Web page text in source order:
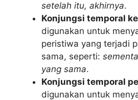
setelah itu, akhirnya.
Konjungsi temporal
digunakan untuk
peristiwa yang terjadi
sama, seperti:
yang sama.
Konjungsi temporal
digunakan untuk